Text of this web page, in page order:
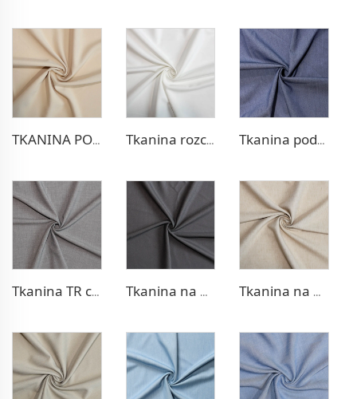
TKANINA POLIESTEROWO-WEŁNIA RAYONOWA NA KOSTIUM KOLEŻKOWY Tkanina rozciągliwa poliestrowo-wiszczowa na sukienkę Tkanina podobna do dzianiny poliestrowo-wiszczowa
Tkanina TR czterokierunkowa stretch do spodni Tkanina na marynarkę rozciągliwą TR Tkanina na marynarkę podobna do leniwej TR